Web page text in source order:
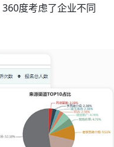
度考虑了企业不同